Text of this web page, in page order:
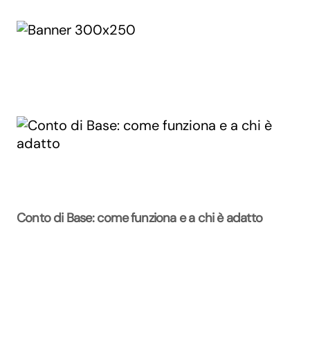
Conto di Base: come funziona e a chi è adatto